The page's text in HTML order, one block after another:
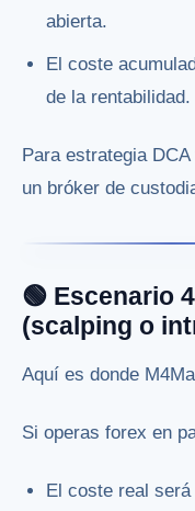
abierta.
El coste
de la rentabilidad.
Para estrategia
un bróker de
🟢 Escenario
(scalping o
Aquí es donde
Si operas forex en
El coste real